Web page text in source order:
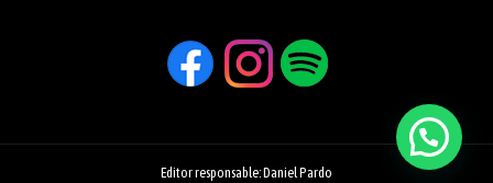
Editor responsable: Daniel Pardo